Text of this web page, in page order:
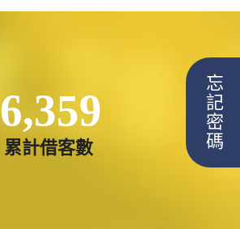
6,359
累計借客數 忘記密碼